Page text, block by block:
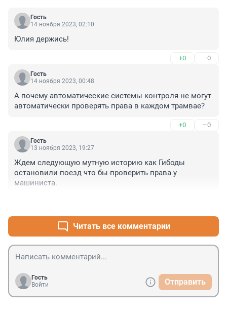
Гость
14 ноября 2023, 02:10
Юлия держись!
+0 –0
Гость
14 ноября 2023, 00:48
А почему автоматические системы контроля не могут
автоматически проверять права в каждом трамвае?
+0 –0
Гость
13 ноября 2023, 19:27
Ждем следующую мутную историю как Гибоды
остановили поезд что бы проверить права у
машиниста.
Читать все комментарии
Гость
Войти
Отправить